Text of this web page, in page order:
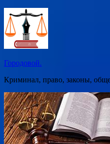
Перейти
содержимому
Городовой.
Криминал, право, законы,